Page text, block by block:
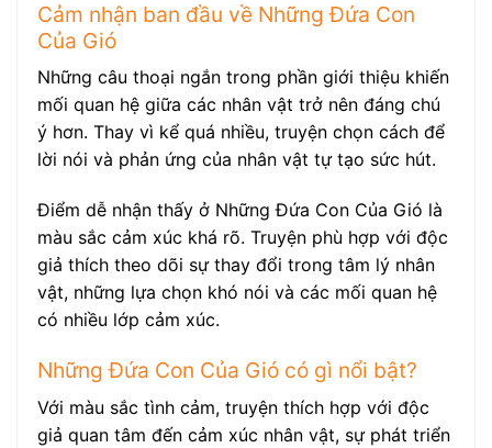
Cảm nhận ban đầu về Những Đứa Con
Của Gió
Những câu thoại ngắn trong phần giới thiệu khiến
mối quan hệ giữa các nhân vật trở nên đáng chú
ý hơn. Thay vì kể quá nhiều, truyện chọn cách để
lời nói và phản ứng của nhân vật tự tạo sức hút.
Điểm dễ nhận thấy ở Những Đứa Con Của Gió là
màu sắc cảm xúc khá rõ. Truyện phù hợp với độc
giả thích theo dõi sự thay đổi trong tâm lý nhân
vật, những lựa chọn khó nói và các mối quan hệ
có nhiều lớp cảm xúc.
Những Đứa Con Của Gió có gì nổi bật?
Với màu sắc tình cảm, truyện thích hợp với độc
giả quan tâm đến cảm xúc nhân vật, sự phát triển